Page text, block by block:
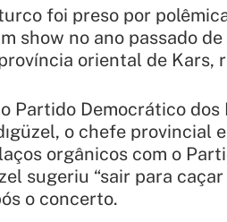
foi preso por
show no ano passado
oriental de Kars,
Partido Democrático dos
o chefe provincial
orgânicos com o
sugeriu “sair para
o concerto.